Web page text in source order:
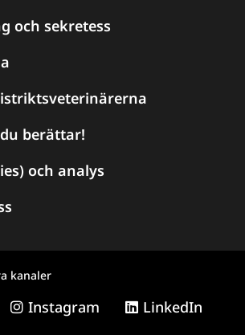
och sekretess
berättar!
och analys
kanaler
Instagram LinkedIn